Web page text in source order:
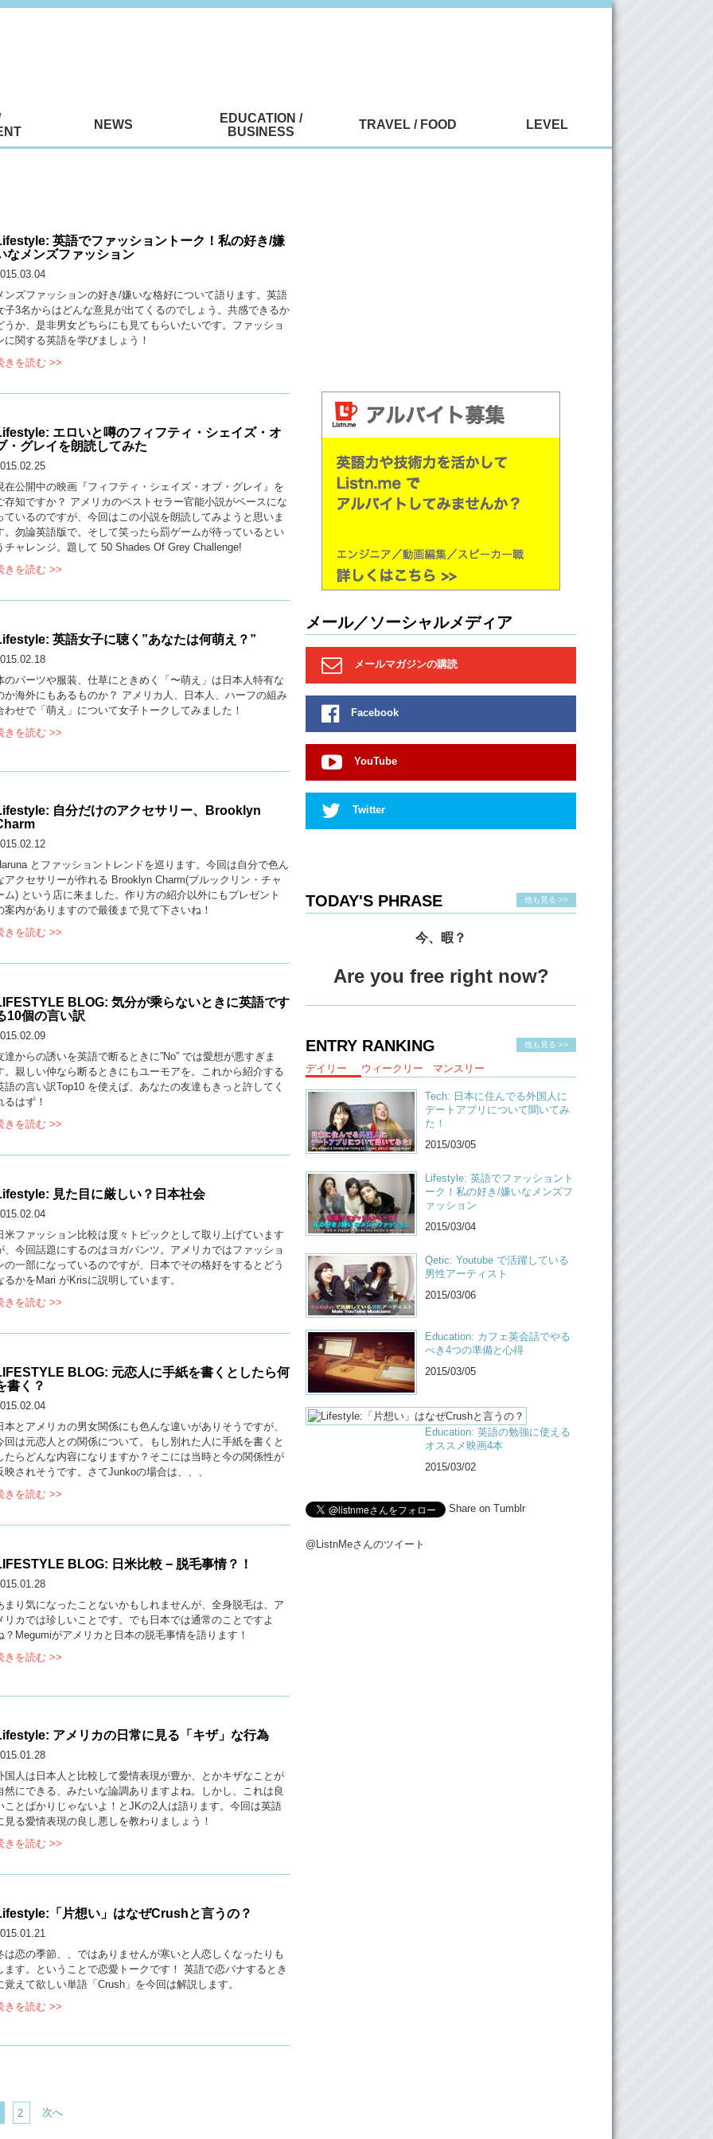
NEWS
EDUCATION /
BUSINESS
TRAVEL / FOOD LEVEL
英語でファッショントーク！私の好き/嫌
なメンズファッション
ンズファッションの好き/嫌いな格好について語ります。英語
子3名からはどんな意見が出てくるのでしょう。共感できるか
うか、是非男女どちらにも見てもらいたいです。ファッショ
に関する英語を学びましょう！
きを読む >>
エロいと噂のフィフティ・シェイズ・オ
・グレイを朗読してみた
在公開中の映画『フィフティ・シェイズ・オブ・グレイ』を
存知ですか？ アメリカのベストセラー官能小説がベースにな
ているのですが、今回はこの小説を朗読してみようと思いま
。勿論英語版で。そして笑ったら罰ゲームが待っているとい
チャレンジ。題して 50 Shades Of Grey Challenge!
きを読む >>
英語女子に聴く”あなたは何萌え？”
のパーツや服装、仕草にときめく「〜萌え」は日本人特有な
か海外にもあるものか？ アメリカ人、日本人、ハーフの組み
わせで「萌え」について女子トークしてみました！
きを読む >>
自分だけのアクセサリー、Brooklyn
とファッショントレンドを巡ります。今回は自分で色ん
アクセサリーが作れる Brooklyn Charm(ブルックリン・チャ
ム) という店に来ました。作り方の紹介以外にもプレゼント
案内がありますので最後まで見て下さいね！
きを読む >>
BLOG: 気分が乘らないときに英語です
10個の言い訳
達からの誘いを英語で断るときに”No” では愛想が悪すぎま
。親しい仲なら断るときにもユーモアを。これから紹介する
語の言い訳Top10 を使えば、あなたの友達もきっと許してく
るはず！
きを読む >>
見た目に厳しい？日本社会
米ファッション比較は度々トピックとして取り上げています
、今回話題にするのはヨガパンツ。アメリカではファッショ
の一部になっているのですが、日本でその格好をするとどう
るかをMari がKrisに説明しています。
きを読む >>
BLOG: 元恋人に手紙を書くとしたら何
書く？
本とアメリカの男女関係にも色んな違いがありそうですが、
回は元恋人との関係について。もし別れた人に手紙を書くと
たらどんな内容になりますか？そこには当時と今の関係性が
映されそうです。さてJunkoの場合は、、、
きを読む >>
BLOG: 日米比較 − 脱毛事情？！
まり気になったことないかもしれませんが、全身脱毛は、ア
リカでは珍しいことです。でも日本では通常のことですよ
？Megumiがアメリカと日本の脱毛事情を語ります！
きを読む >>
アメリカの日常に見る「キザ」な行為
国人は日本人と比較して愛情表現が豊か、とかキザなことが
然にできる、みたいな論調ありますよね。しかし、これは良
ことばかりじゃないよ！とJKの2人は語ります。今回は英語
見る愛情表現の良し悪しを教わりましょう！
きを読む >>
「片想い」はなぜCrushと言うの？
は恋の季節、、ではありませんが寒いと人恋しくなったりも
ます。ということで恋愛トークです！ 英語で恋バナするとき
覚えて欲しい単語「Crush」を今回は解説します。
きを読む >>
2 次へ
メール／ソーシャルメディア
メールマガジンの購読
Facebook
YouTube
Twitter
他も見る >>
TODAY'S PHRASE
今、暇？
Are you free right now?
他も見る >>
ENTRY RANKING
デイリー ウィークリー マンスリー
Tech: 日本に住んでる外国人に
デートアプリについて聞いてみ
た！
2015/03/05
Lifestyle: 英語でファッショント
ーク！私の好き/嫌いなメンズフ
ァッション
2015/03/04
Qetic: Youtube で活躍している
男性アーティスト
2015/03/06
Education: カフェ英会話でやる
べき4つの準備と心得
2015/03/05
Education: 英語の勉強に使える
オススメ映画4本
2015/03/02
Share on Tumblr
@ListnMeさんのツイート